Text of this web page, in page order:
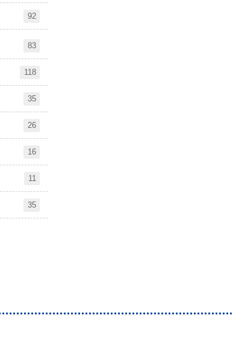
92
83
118
35
26
16
11
35